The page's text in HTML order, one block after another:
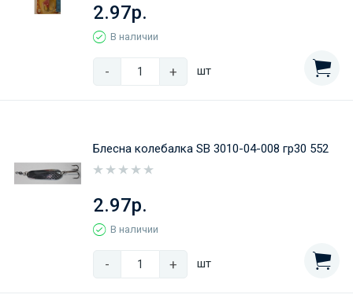
2.97р.
В наличии
- + шт
Блесна колебалка SB 3010-04-008 гр30 552
2.97р.
В наличии
- + шт